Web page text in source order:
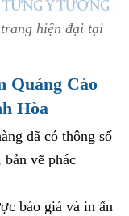
hiện đại tại
Quảng Cáo
Hòa
đã có thông số
vẽ phác
báo giá và in ấn